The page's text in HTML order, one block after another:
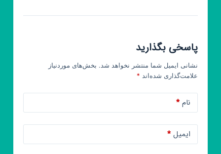
پاسخی بگذارید
نشانی ایمیل شما منتشر نخواهد شد. بخش‌های موردنیاز
علامت‌گذاری شده‌اند *
نام*
ایمیل*